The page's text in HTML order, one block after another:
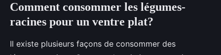
Comment consommer les légumes-
racines pour un ventre plat?
Il existe plusieurs façons de consommer des